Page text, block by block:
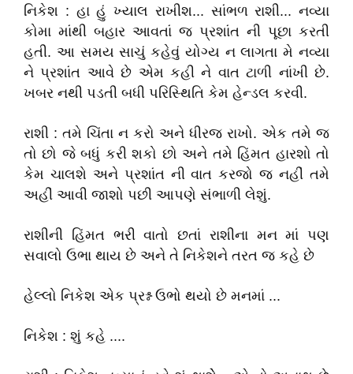
નિકેશ : હા હું ખ્યાલ રાખીશ... સાંભળ રાશી... નવ્યા
કોમા માંથી બહાર આવતાં જ પ્રશાંત ની પૂછા કરતી
હતી. આ સમય સાચું કહેવું યોગ્ય ન લાગતા મે નવ્યા
ને પ્રશાંત આવે છે એમ કહી ને વાત ટાળી નાંખી છે.
ખબર નથી પડતી બધી પરિસ્થિતિ કેમ હેન્ડલ કરવી.
રાશી : તમે ચિંતા ન કરો અને ધીરજ રાખો. એક તમે જ
તો છો જે બધું કરી શકો છો અને તમે હિંમત હારશો તો
કેમ ચાલશે અને પ્રશાંત ની વાત કરજો જ નહીં તમે
અહીં આવી જાશો પછી આપણે સંભાળી લેશું.
રાશીની હિંમત ભરી વાતો છતાં રાશીના મન માં પણ
સવાલો ઉભા થાય છે અને તે નિકેશને તરત જ કહે છે
હેલ્લો નિકેશ એક પ્રશ્ન ઉભો થયો છે મનમાં ...
નિકેશ : શું કહે ....